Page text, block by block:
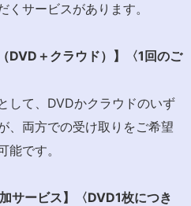
サービスがあります。
DVD ＋クラウド）】〈1 回のご
して、DVDかクラウドのいず
、両方での受け取りをご希望
です。
サービス】〈DVD1枚につき